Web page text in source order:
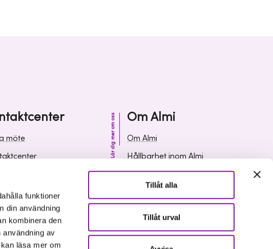
funktioner
din användning
kombinera den
användning av
läsa mer om
Tillåt alla
Tillåt urval
möte
Om Almi
Lär dig mer om oss
Om Almi
Hållbarhet inom Almi
Organisation
Media och press